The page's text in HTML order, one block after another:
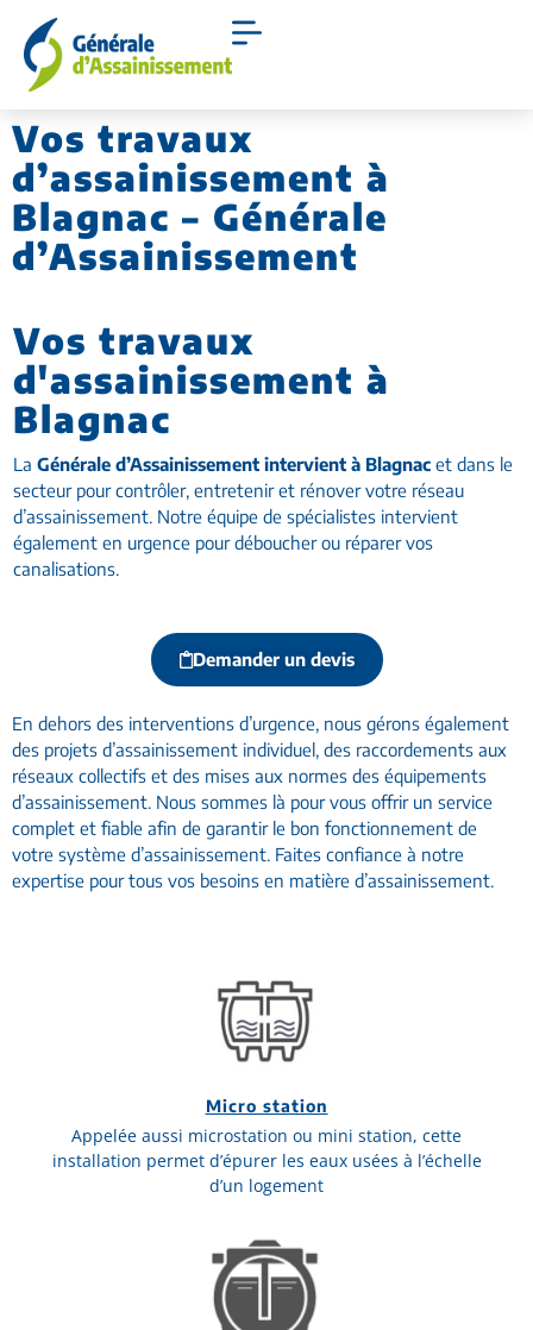
Vos travaux
d’assainissement à
Blagnac – Générale
d’Assainissement
Vos travaux
d'assainissement à
Blagnac
La Générale d’Assainissement intervient à Blagnac et dans le
secteur pour contrôler, entretenir et rénover votre réseau
d’assainissement. Notre équipe de spécialistes intervient
également en urgence pour déboucher ou réparer vos
canalisations.
Demander un devis
En dehors des interventions d’urgence, nous gérons également
des projets d’assainissement individuel, des raccordements aux
réseaux collectifs et des mises aux normes des équipements
d’assainissement. Nous sommes là pour vous offrir un service
complet et fiable afin de garantir le bon fonctionnement de
votre système d’assainissement. Faites confiance à notre
expertise pour tous vos besoins en matière d’assainissement.
Micro station
Appelée aussi microstation ou mini station, cette
installation permet d’épurer les eaux usées à l’échelle
d’un logement